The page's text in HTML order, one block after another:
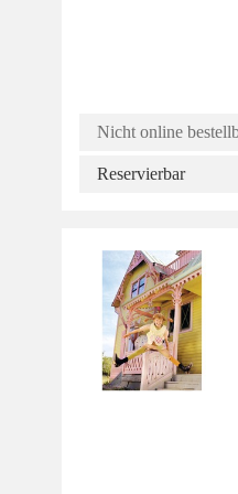
Nicht online
Reservierbar